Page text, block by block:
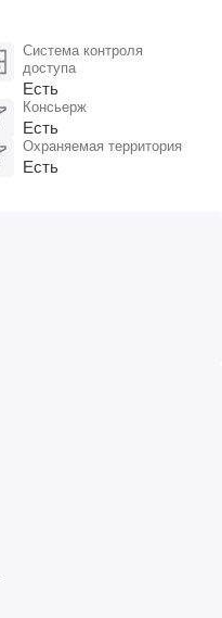
Система контроля
доступа
Есть
Консьерж
Есть
Охраняемая территория
Есть